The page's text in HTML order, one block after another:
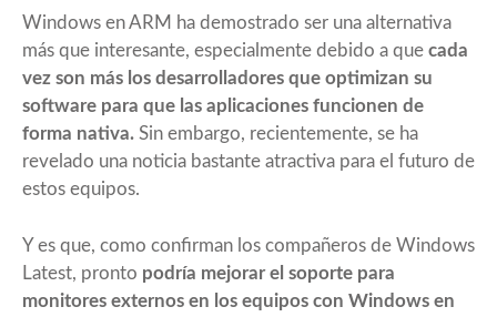
Windows en ARM ha demostrado ser una alternativa
más que interesante, especialmente debido a que cada
vez son más los desarrolladores que optimizan su
software para que las aplicaciones funcionen de
forma nativa. Sin embargo, recientemente, se ha
revelado una noticia bastante atractiva para el futuro de
estos equipos.
Y es que, como confirman los compañeros de Windows
Latest, pronto podría mejorar el soporte para
monitores externos en los equipos con Windows en